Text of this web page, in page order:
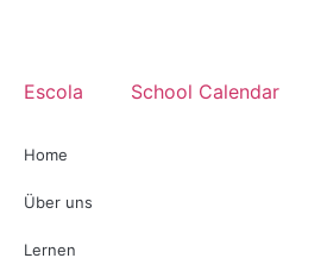
Escola School Calendar
Home
Über uns
Lernen